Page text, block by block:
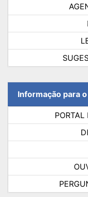
Informação para
PORTAL